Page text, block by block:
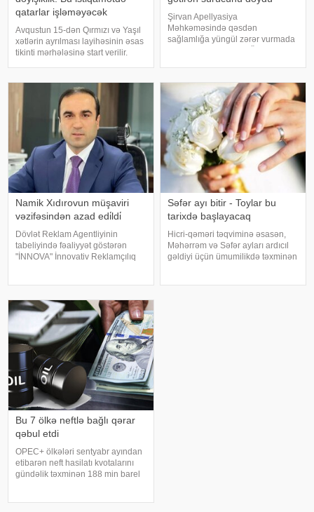
qatarlar işləməyəcək
Avqustun 15-dən Qırmızı və Yaşıl
xətlərin ayrılması layihəsinin əsas
tikinti mərhələsinə start verilir.
yayıb. . Bildirilib ki, 10-11 aylıq
tikinti müddətind
Şirvan Apellyasiya
Məhkəməsində qəsdən
sağlamlığa yüngül zərər vurmada
şikayəti üzrə məhkəmə prosesi
başa çatıb. -a istinadə
Namik Xıdırovun müşaviri
vəzifəsindən azad edi̇ldi̇
Dövlət Reklam Agentliyinin
tabeliyində fəaliyyət göstərən
"İNNOVA" İnnovativ Reklamçılıq
vəzifəsindən azad edilib.
"Qaynarinfo"y
Səfər ayı bitir - Toylar bu
tarixdə başlayacaq
Hicri-qəməri təqviminə əsasən,
Məhərrəm və Səfər ayları ardıcıl
gəldiyi üçün ümumilikdə təxminən
Bu 7 ölkə neftlə bağlı qərar
qəbul etdi
OPEC+ ölkələri sentyabr ayından
etibarən neft hasilatı kvotalarını
gündəlik təxminən 188 min barel